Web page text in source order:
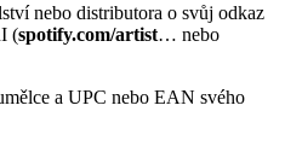
nebo distributora o svůj odkaz
(spotify.com/artist… nebo
a UPC nebo EAN svého